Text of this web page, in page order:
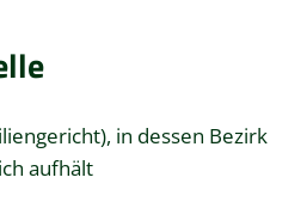
in dessen Bezirk
aufhält